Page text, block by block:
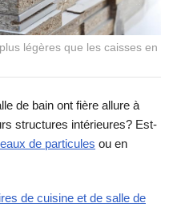
légères que les caisses en
de bain ont fière allure à
structures intérieures? Est-
de particules ou en
de cuisine et de salle de